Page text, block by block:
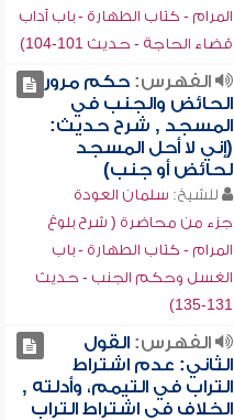
المرام - كتاب الطهارة - باب آداب
قضاء الحاجة - حديث 101-104)
الفهرس:حكم مرور
الحائض والجنب في
المسجد , شرح حديث:
(إني لا أحل المسجد
لحائض أو جنب)
للشيخ: سلمان العودة
جزء من محاضرة ( شرح بلوغ
المرام - كتاب الطهارة - باب
الغسل وحكم الجنب - حديث
131-135)
الفهرس:القول
الثاني: عدم اشتراط
التراب في التيمم، وأدلته ,
الخلاف في اشتراط التراب